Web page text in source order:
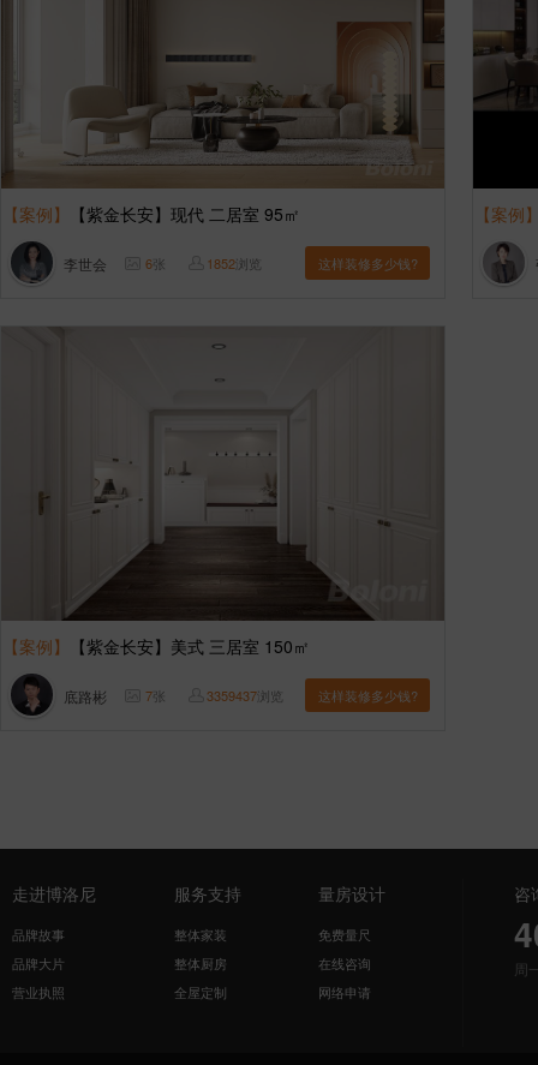
【案例】 【紫金长安】现代 二居室 95㎡
李世会 6张 1852浏览 这样装修多少钱?
【案例
【案例】 【紫金长安】美式 三居室 150㎡
底路彬 7张 3359437浏览 这样装修多少钱?
走进博洛尼
品牌故事
品牌大片
营业执照
服务支持
整体家装
整体厨房
全屋定制
量房设计
免费量尺
在线咨询
网络申请
咨
周